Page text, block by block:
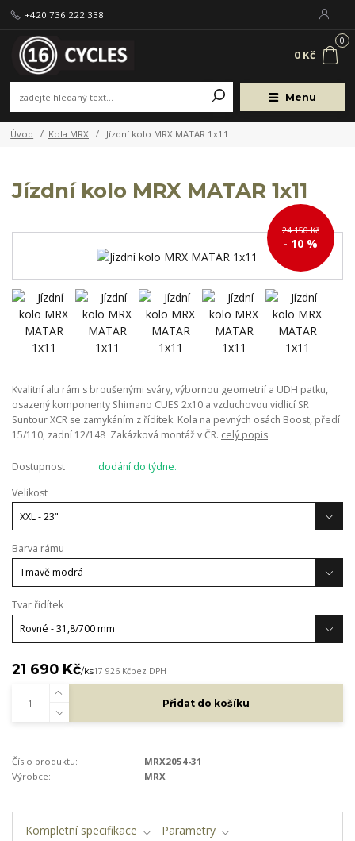
Menu
+420 736 222 338
0
0 Kč
Úvod Kola MRX Jízdní kolo MRX MATAR 1x11
Jízdní kolo MRX MATAR 1x11
24 150 Kč
- 10 %
Kvalitní alu rám s broušenými sváry, výbornou geometrií a UDH patku,
osazený komponenty Shimano CUES 2x10 a vzduchovou vidlicí SR
Suntour XCR se zamykáním z řídítek. Kola na pevných osách Boost, předí
15/110, zadní 12/148 Zakázková montáž v ČR. celý popis
Dostupnost
dodání do týdne.
Velikost
Barva rámu
Tvar řidítek
21 690 Kč/ks17 926 Kčbez DPH
Přidat do košíku
Číslo produktu:
MRX2054-31
Výrobce:
MRX
Kompletní specifikace
Parametry